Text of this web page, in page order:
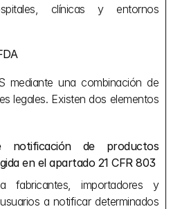
clínicas y entornos
mediante una combinación de
legales. Existen dos elementos
notificación de productos
en el apartado 21 CFR 803
fabricantes, importadores y
a notificar determinados